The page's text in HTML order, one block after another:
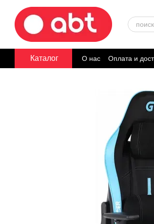
Перейти к основному контенту
Каталог О нас Оплата и
Договор